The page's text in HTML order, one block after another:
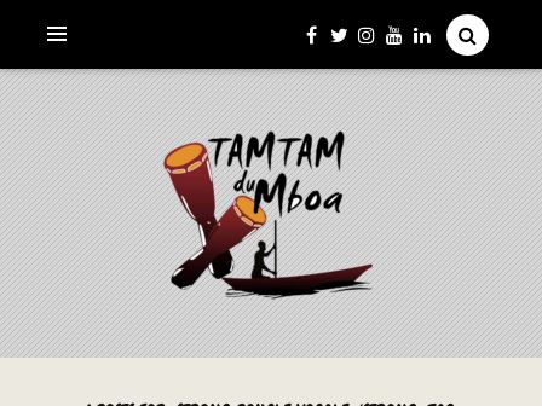
LE TAMTAM DU MBOA
La Culture du Mboa Dévoilée !